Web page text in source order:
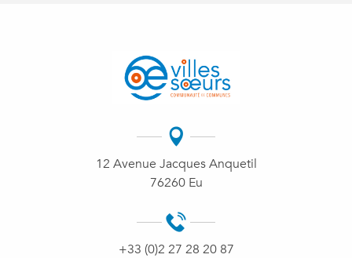
12 Avenue Jacques Anquetil
76260 Eu
+33 (0)2 27 28 20 87